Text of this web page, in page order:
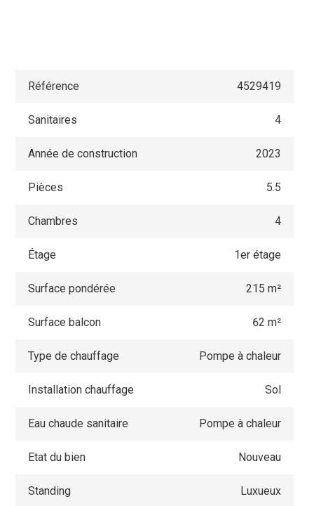
Référence 4529419
Sanitaires 4
Année de construction 2023
Pièces 5.5
Chambres 4
Étage 1er étage
Surface pondérée 215 m²
Surface balcon 62 m²
Type de chauffage Pompe à chaleur
Installation chauffage Sol
Eau chaude sanitaire Pompe à chaleur
Etat du bien Nouveau
Standing Luxueux